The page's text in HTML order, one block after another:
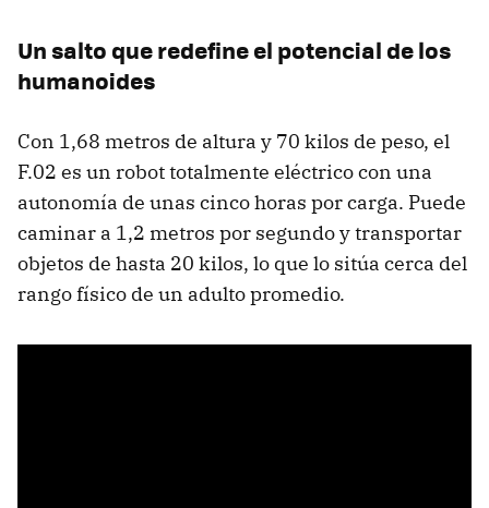
Un salto que redefine el potencial de los
humanoides
Con 1,68 metros de altura y 70 kilos de peso, el
F.02 es un robot totalmente eléctrico con una
autonomía de unas cinco horas por carga. Puede
caminar a 1,2 metros por segundo y transportar
objetos de hasta 20 kilos, lo que lo sitúa cerca del
rango físico de un adulto promedio.